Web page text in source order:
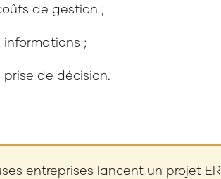
de gestion ;
informations ;
de décision.
entreprises lancent un projet